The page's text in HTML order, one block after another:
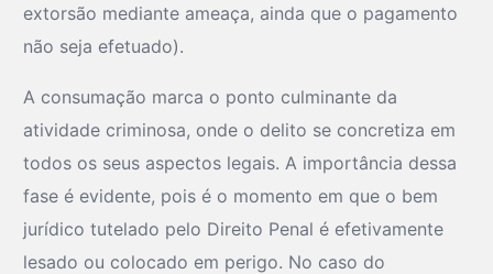
extorsão mediante ameaça, ainda que o pagamento
não seja efetuado).
A consumação marca o ponto culminante da
atividade criminosa, onde o delito se concretiza em
todos os seus aspectos legais. A importância dessa
fase é evidente, pois é o momento em que o bem
jurídico tutelado pelo Direito Penal é efetivamente
lesado ou colocado em perigo. No caso do